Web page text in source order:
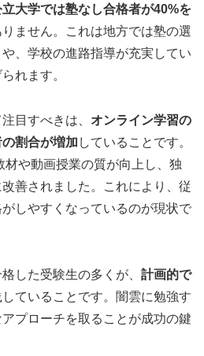
大学では塾なし合格者が40%を
ません。これは地方では塾の選
、学校の進路指導が充実してい
れます。
目すべきは、 オンライン学習の
割合が増加 していることです。
材や動画授業の質が向上し、独
善されました。これにより、従
しやすくなっているのが現状で
した受験生の多くが、 計画的で
ていることです。闇雲に勉強す
プローチを取ることが成功の鍵